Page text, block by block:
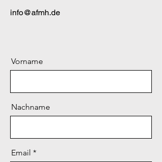
info@afmh.de
Vorname
Nachname
Email